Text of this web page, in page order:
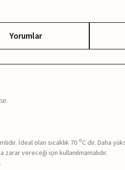
Yorumlar
İdeal olan sıcaklık 70 oC dir. Daha
vereceği için kullanılmamalıdır.